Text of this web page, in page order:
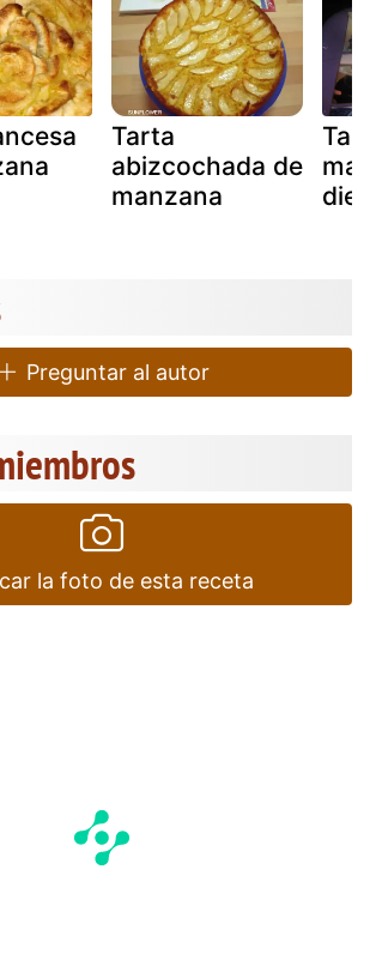
Tarta
abizcochada de
manzana
Preguntar al autor
la foto de esta receta